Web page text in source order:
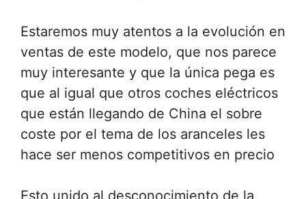
Estaremos muy atentos a la evolución en
ventas de este modelo, que nos parece
muy interesante y que la única pega es
que al igual que otros coches eléctricos
que están llegando de China el sobre
coste por el tema de los aranceles les
hace ser menos competitivos en precio
Esto unido al desconocimiento de la